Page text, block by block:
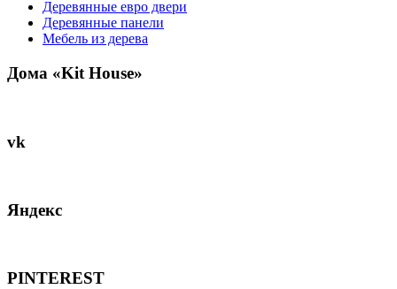
Деревянные евро двери
Деревянные панели
Мебель из дерева
Дома «Kit House»
vk
Яндекс
PINTEREST